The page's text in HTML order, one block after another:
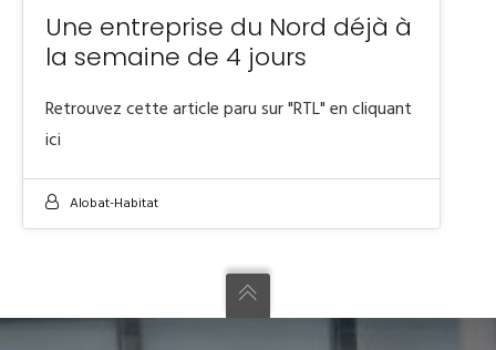
Une entreprise du Nord déjà à
la semaine de 4 jours
Retrouvez cette article paru sur "RTL" en cliquant
ici
Alobat-Habitat